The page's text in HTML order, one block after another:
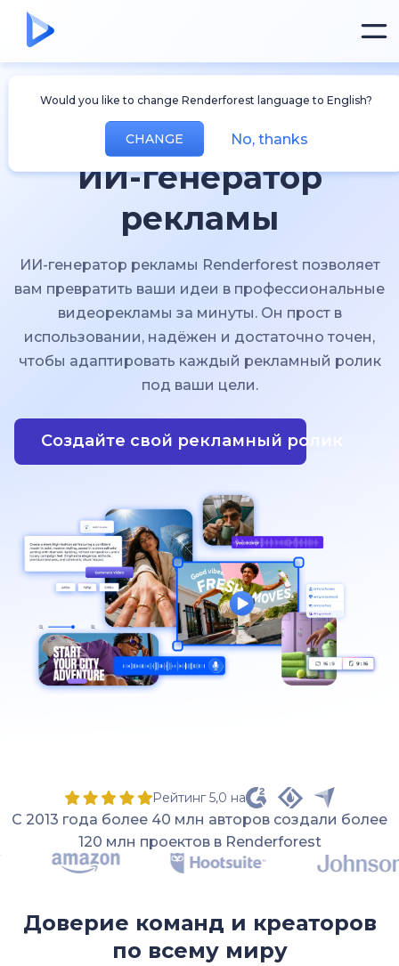
Would you like to change Renderforest language to English?
CHANGE No, thanks
ИИ-генератор
рекламы
ИИ-генератор рекламы Renderforest позволяет
вам превратить ваши идеи в профессиональные
видеорекламы за минуты. Он прост в
использовании, надёжен и достаточно точен,
чтобы адаптировать каждый рекламный ролик
под ваши цели.
Создайте свой рекламный ролик
Рейтинг 5,0 на
С 2013 года более 40 млн авторов создали более
120 млн проектов в Renderforest
Доверие команд и креаторов
по всему миру